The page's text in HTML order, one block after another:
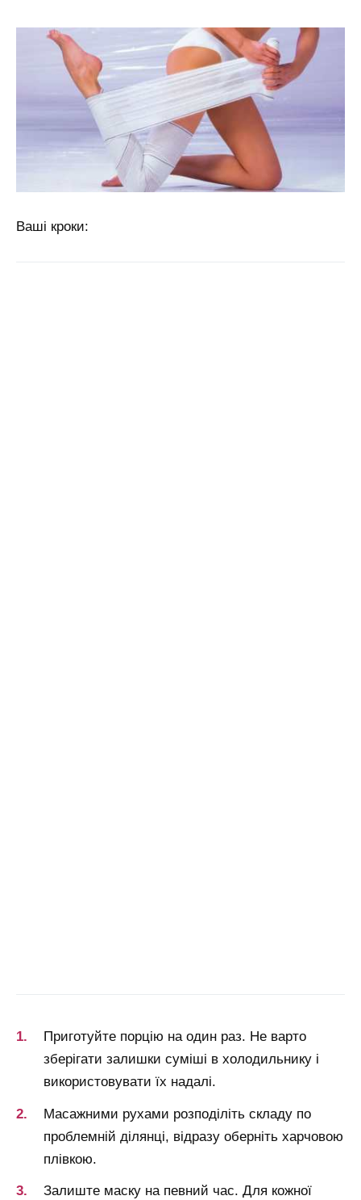
Ваші кроки:
Приготуйте порцію на один раз. Не варто
зберігати залишки суміші в холодильнику і
використовувати їх надалі.
Масажними рухами розподіліть складу по
проблемній ділянці, відразу оберніть харчовою
плівкою.
Залиште маску на певний час. Для кожної